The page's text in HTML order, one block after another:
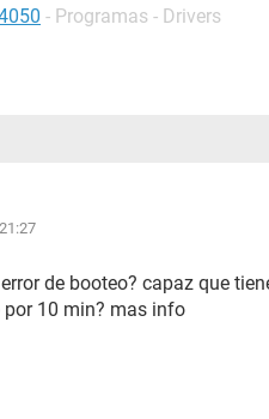
- Programas - Drivers
de booteo? capaz que
10 min? mas info